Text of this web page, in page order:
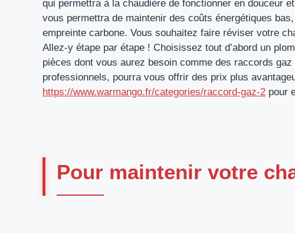
qui permettra à la chaudière de fonctionner en douceur
vous permettra de maintenir des coûts énergétiques
empreinte carbone. Vous souhaitez faire réviser votre
Allez-y étape par étape ! Choisissez tout d’abord un
pièces dont vous aurez besoin comme des raccords
professionnels, pourra vous offrir des prix plus
https://www.warmango.fr/categories/raccord-gaz-2 pour
Pour maintenir votre